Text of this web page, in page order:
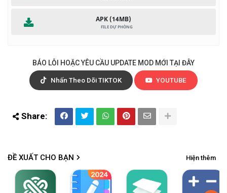
sử dụng trong cuộc sống hàng ngày.
Euro, yên, nhân dân tệ, v.v.
• Tự động tính toán bằng cách sử dụng tỷ giá hối đoái thực
4. Máy tính phần trăm
• Bạn có thể dễ dàng tính toán phần trăm tăng hoặc giảm.
của một số khác.
5. Tính Giảm giá
• Tính mức giảm giá bằng cách nhập giá gốc và lãi suất chiết
APK (14MB)
BÁO LỖI HOẶC YÊU CẦU UPDATE MOD MỚI TẠI ĐÂY
Nhấn Theo Dõi TIKTOK YOUTUBE
ĐỀ XUẤT CHO BẠN Hiện thêm